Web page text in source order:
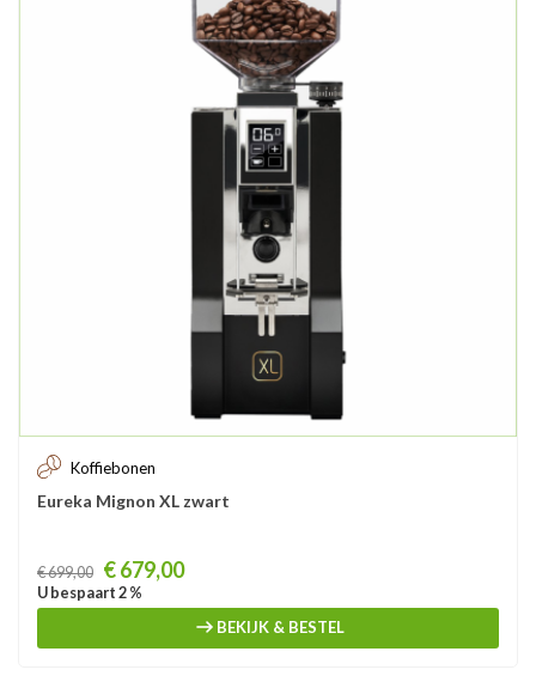
Koffiebonen
Eureka Mignon XL zwart
Prijs
€ 699,00 € 679,00
U bespaart 2 %
BEKIJK & BESTEL